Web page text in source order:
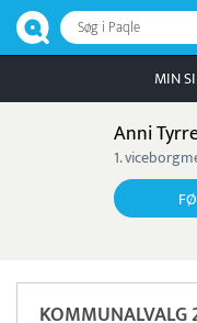
Søg i Paqle
MIN
Anni
1.
KOMMUNALVALG